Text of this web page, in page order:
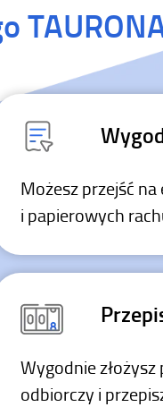
Możesz przejść na
i papierowych
Wygodnie
odbiorczy i